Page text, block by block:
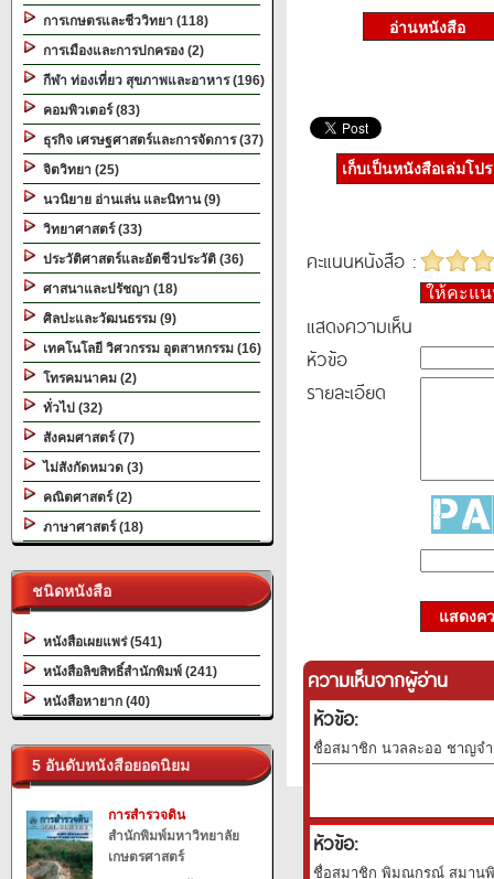
การเกษตรและชีววิทยา (118)
การเมืองและการปกครอง (2)
กีฬา ท่องเที่ยว สุขภาพและอาหาร (196)
คอมพิวเตอร์ (83)
ธุรกิจ เศรษฐศาสตร์และการจัดการ (37)
จิตวิทยา (25)
นวนิยาย อ่านเล่น และนิทาน (9)
วิทยาศาสตร์ (33)
ประวัติศาสตร์และอัตชีวประวัติ (36)
ศาสนาและปรัชญา (18)
ศิลปะและวัฒนธรรม (9)
เทคโนโลยี วิศวกรรม อุตสาหกรรม (16)
โทรคมนาคม (2)
ทั่วไป (32)
สังคมศาสตร์ (7)
ไม่สังกัดหมวด (3)
คณิตศาสตร์ (2)
ภาษาศาสตร์ (18)
ชนิดหนังสือ
หนังสือเผยแพร่ (541)
หนังสือลิขสิทธิ์สำนักพิมพ์ (241)
หนังสือหายาก (40)
5 อันดับหนังสือยอดนิยม
การสำรวจดิน
สำนักพิมพ์มหาวิทยาลัย
เกษตรศาสตร์
เก็บเป็นหนังสือเล่มโป
คะแนนหนังสือ :
ให้คะแ
แสดงความเห็น
หัวข้อ
รายละเอียด
แสดงค
ความเห็นจากผู้อ่าน
หัวข้อ:
ชื่อสมาชิก นวลละออ ชาญจำ
หัวข้อ:
ชื่อสมาชิก พิมณกรณ์ สมานพิ